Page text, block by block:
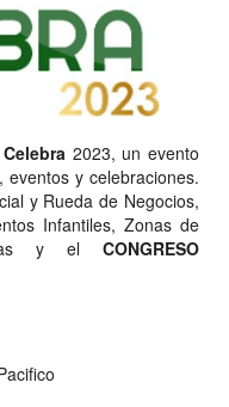
2023, un evento
y celebraciones.
y Rueda de Negocios,
Infantiles, Zonas de
y el CONGRESO